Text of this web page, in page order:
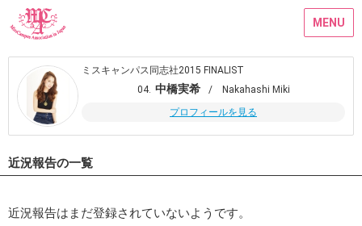
MENU
ミスキャンパス同志社2015 FINALIST
04. 中橋実希
/ Nakahashi Miki
プロフィールを見る
近況報告の一覧
近況報告はまだ登録されていないようです。